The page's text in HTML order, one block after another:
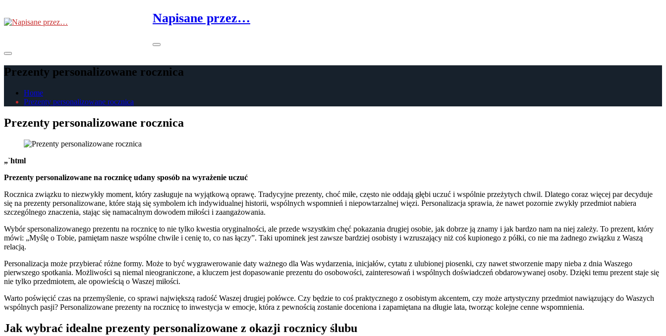
to
the
Napisane przez…
Prezenty personalizowane rocznica
Home
Prezenty personalizowane rocznica
Prezenty personalizowane rocznica
„`html
Prezenty personalizowane na rocznicę udany sposób na wyrażenie uczuć
Rocznica związku to niezwykły moment, który zasługuje na wyjątkową oprawę. Tradycyjne prezenty, choć miłe, często nie oddają głębi uczuć i wspólnie przeżytych chwil. Dlatego coraz więcej par decyduje
się na prezenty personalizowane, które stają się symbolem ich indywidualnej historii, wspólnych wspomnień i niepowtarzalnej więzi. Personalizacja sprawia, że nawet pozornie zwykły przedmiot nabiera
szczególnego znaczenia, stając się namacalnym dowodem miłości i zaangażowania.
Wybór spersonalizowanego prezentu na rocznicę to nie tylko kwestia oryginalności, ale przede wszystkim chęć pokazania drugiej osobie, jak dobrze ją znamy i jak bardzo nam na niej zależy. To prezent, który
mówi: „Myślę o Tobie, pamiętam nasze wspólne chwile i cenię to, co nas łączy”. Taki upominek jest zawsze bardziej osobisty i wzruszający niż coś kupionego z półki, co nie ma żadnego związku z Waszą
relacją.
Personalizacja może przybierać różne formy. Może to być wygrawerowanie daty ważnego dla Was wydarzenia, inicjałów, cytatu z ulubionej piosenki, czy nawet stworzenie mapy nieba z dnia Waszego
pierwszego spotkania. Możliwości są niemal nieograniczone, a kluczem jest dopasowanie prezentu do osobowości, zainteresowań i wspólnych doświadczeń obdarowywanej osoby. Dzięki temu prezent staje się
nie tylko przedmiotem, ale opowieścią o Waszej miłości.
Warto poświęcić czas na przemyślenie, co sprawi największą radość Waszej drugiej połówce. Czy będzie to coś praktycznego z osobistym akcentem, czy może artystyczny przedmiot nawiązujący do Waszych
wspólnych pasji? Personalizowane prezenty na rocznicę to inwestycja w emocje, która z pewnością zostanie doceniona i zapamiętana na długie lata, tworząc kolejne cenne wspomnienia.
Jak wybrać idealne prezenty personalizowane z okazji rocznicy ślubu